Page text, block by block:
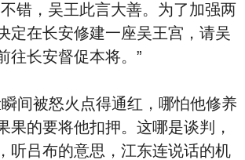
错，吴王此言大善。为了加强两
定在长安修建一座吴王宫，请吴
往长安督促本将。”
被怒火点得通红，哪怕他修养
果的要将他扣押。这哪是谈判，
听吕布的意思，江东连说话的机